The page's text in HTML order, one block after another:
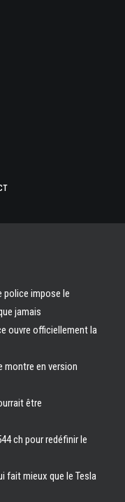
police impose le
jamais
ouvre officiellement la
montre en version
être
ch pour redéfinir le
fait mieux que le Tesla